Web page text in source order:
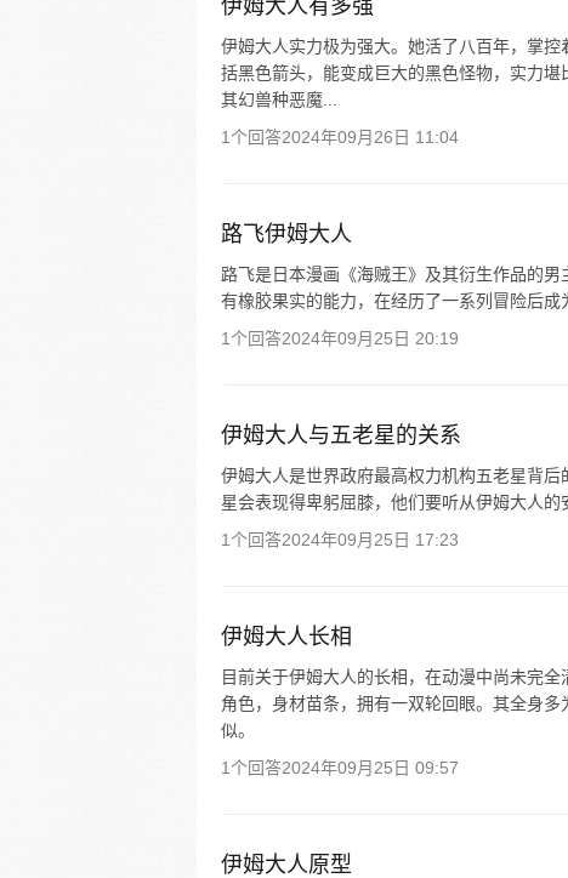
伊姆大人有多强
伊姆大人实力极为强大。她活了八百年，掌
括黑色箭头，能变成巨大的黑色怪物，实力堪
其幻兽种恶魔...
1个回答2024年09月26日 11:04
路飞伊姆大人
路飞是日本漫画《海贼王》及其衍生作品的
有橡胶果实的能力，在经历了一系列冒险后成
1个回答2024年09月25日 20:19
伊姆大人与五老星的关系
伊姆大人是世界政府最高权力机构五老星背
星会表现得卑躬屈膝，他们要听从伊姆大人的
1个回答2024年09月25日 17:23
伊姆大人长相
目前关于伊姆大人的长相，在动漫中尚未完
角色，身材苗条，拥有一双轮回眼。其全身
似。
1个回答2024年09月25日 09:57
伊姆大人原型